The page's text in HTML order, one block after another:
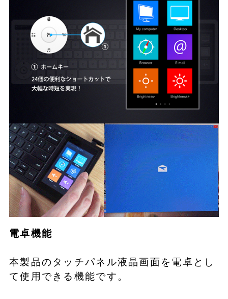
電卓機能
本製品のタッチパネル液晶画面を電卓とし
て使用できる機能です。